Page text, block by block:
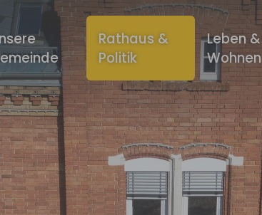
Rathaus &
Politik
Leben &
Wohnen